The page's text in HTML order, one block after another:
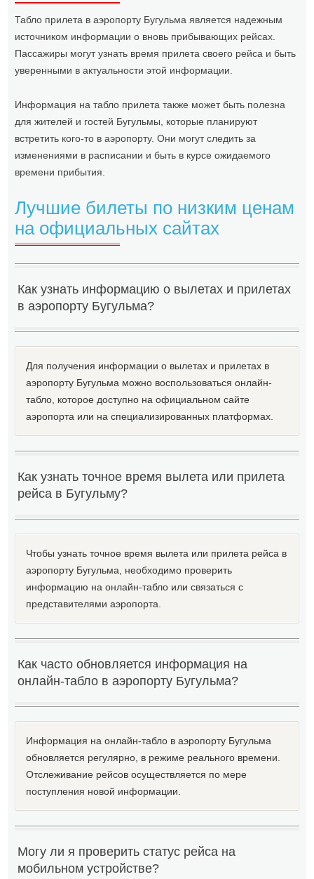
Табло прилета в аэропорту Бугульма является надежным
источником информации о вновь прибывающих рейсах.
Пассажиры могут узнать время прилета своего рейса и быть
уверенными в актуальности этой информации.
Информация на табло прилета также может быть полезна
для жителей и гостей Бугульмы, которые планируют
встретить кого-то в аэропорту. Они могут следить за
изменениями в расписании и быть в курсе ожидаемого
времени прибытия.
Лучшие билеты по низким ценам
на официальных сайтах
Как узнать информацию о вылетах и прилетах
в аэропорту Бугульма?
Для получения информации о вылетах и прилетах в
аэропорту Бугульма можно воспользоваться онлайн-
табло, которое доступно на официальном сайте
аэропорта или на специализированных платформах.
Как узнать точное время вылета или прилета
рейса в Бугульму?
Чтобы узнать точное время вылета или прилета рейса в
аэропорту Бугульма, необходимо проверить
информацию на онлайн-табло или связаться с
представителями аэропорта.
Как часто обновляется информация на
онлайн-табло в аэропорту Бугульма?
Информация на онлайн-табло в аэропорту Бугульма
обновляется регулярно, в режиме реального времени.
Отслеживание рейсов осуществляется по мере
поступления новой информации.
Могу ли я проверить статус рейса на
мобильном устройстве?